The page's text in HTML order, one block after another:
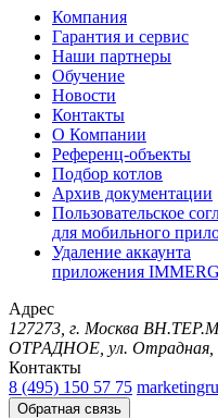
Компания
Гарантия и сервис
Наши партнеры
Обучение
Новости
Контакты
О Компании
Референц-объекты
Подбор котлов
Архив документации
Пользовательское
для мобильного
Удаление аккаунта
приложения
Адрес
127273, г. Москва
ОТРАДНОЕ, ул. Отрадная,
Контакты
8 (495) 150 57 75
Обратная связь